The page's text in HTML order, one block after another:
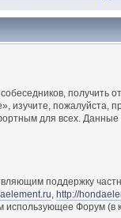
получить
пожалуйста,
для всех.
поддержку
http://
Форум (в